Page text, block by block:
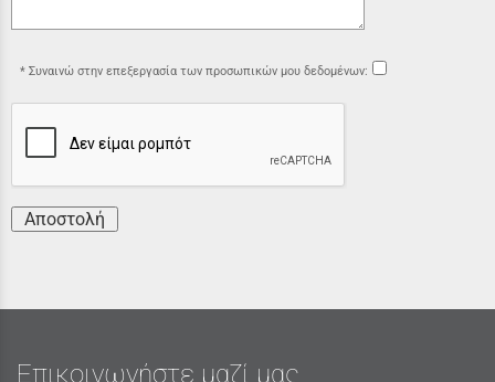
Συναινώ στην επεξεργασία των προσωπικών μου δεδομένων:
Αποστολή
Επικοινωνήστε μαζί μας